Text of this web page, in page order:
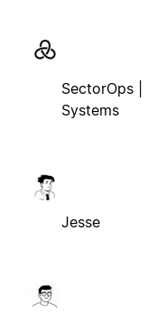
SectorOps |
Systems
Jesse